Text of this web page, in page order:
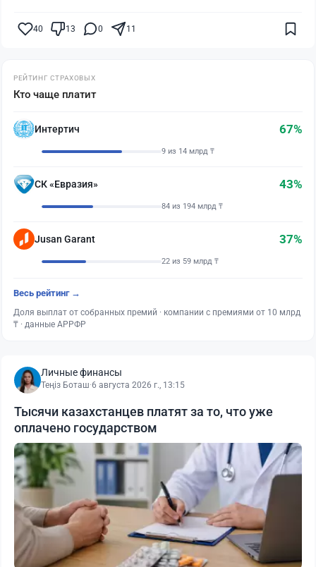
40 13 0 11
РЕЙТИНГ СТРАХОВЫХ
Кто чаще платит
Интертич 67%
9 из 14 млрд ₸
СК «Евразия» 43%
84 из 194 млрд ₸
Jusan Garant 37%
22 из 59 млрд ₸
Весь рейтинг →
Доля выплат от собранных премий · компании с премиями от 10 млрд
₸ · данные АРРФР
Личные финансы
Теңіз Боташ·6 августа 2026 г., 13:15
Тысячи казахстанцев платят за то, что уже
оплачено государством